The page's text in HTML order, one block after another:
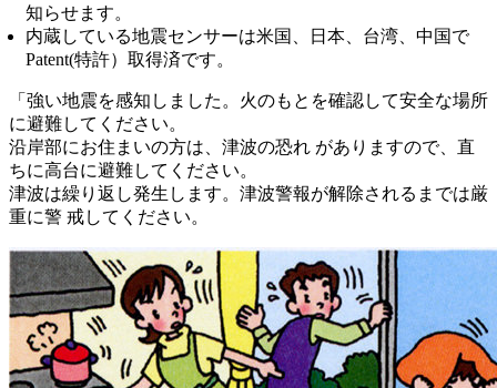
知らせます。
内蔵している地震センサーは米国、日本、台湾、中国で
Patent(特許）取得済です。
「強い地震を感知しました。火のもとを確認して安全な場所
に避難してください。
沿岸部にお住まいの方は、津波の恐れ がありますので、直
ちに高台に避難してください。
津波は繰り返し発生します。津波警報が解除されるまでは厳
重に警 戒してください。